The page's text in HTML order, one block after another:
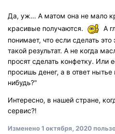
Да, уж... А матом она не мало
красивые получаются.
А
понимает, что если сделать
такой результат. А не когда
просят сделать конфетку. Или
просишь денег, а в ответ
нибудь?"
Интересно, в нашей стране,
сервис?!
Изменено1 октября, 2020